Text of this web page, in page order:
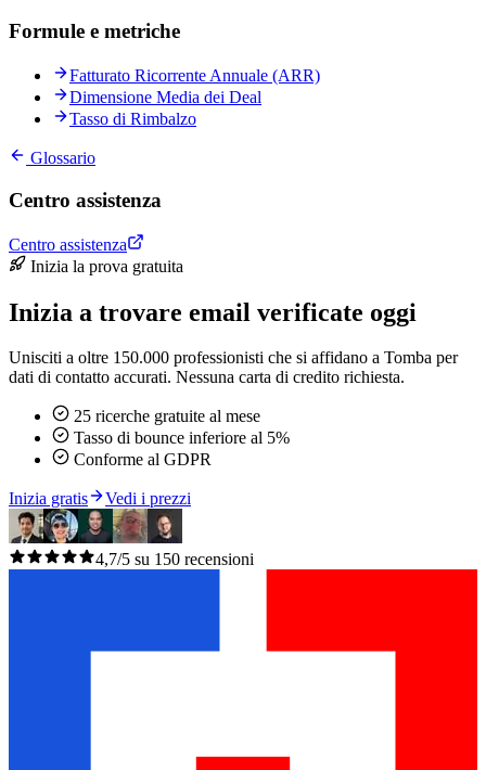
Formule e metriche
Fatturato Ricorrente Annuale (ARR)
Dimensione Media dei Deal
Tasso di Rimbalzo
Glossario
Centro assistenza
Centro assistenza
Inizia la prova gratuita
Inizia a trovare email verificate oggi
Unisciti a oltre 150.000 professionisti che si affidano a Tomba per
dati di contatto accurati. Nessuna carta di credito richiesta.
25 ricerche gratuite al mese
Tasso di bounce inferiore al 5%
Conforme al GDPR
Inizia gratis Vedi i prezzi
4,7/5 su 150 recensioni